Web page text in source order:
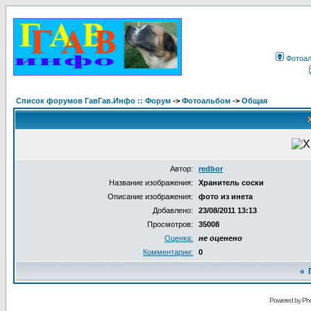
Список форумов ГавГав.Инфо :: Форум -> Фотоальбом -> Общая
Автор:
redbor
Название изображения:
Хранитель соски
Описание изображения:
фото из инета
Добавлено:
23/08/2011 13:13
Просмотров:
35008
Оценка:
не оценено
Комментарии:
0
«
Powered by